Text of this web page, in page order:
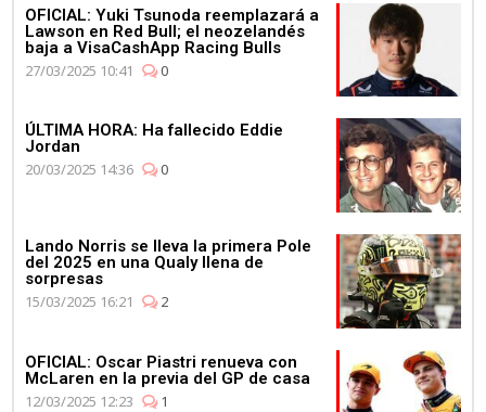
OFICIAL: Yuki Tsunoda reemplazará a
Lawson en Red Bull; el neozelandés
baja a VisaCashApp Racing Bulls
27/03/2025 10:41
0
ÚLTIMA HORA: Ha fallecido Eddie
Jordan
20/03/2025 14:36
0
Lando Norris se lleva la primera Pole
del 2025 en una Qualy llena de
sorpresas
15/03/2025 16:21
2
OFICIAL: Oscar Piastri renueva con
McLaren en la previa del GP de casa
12/03/2025 12:23
1